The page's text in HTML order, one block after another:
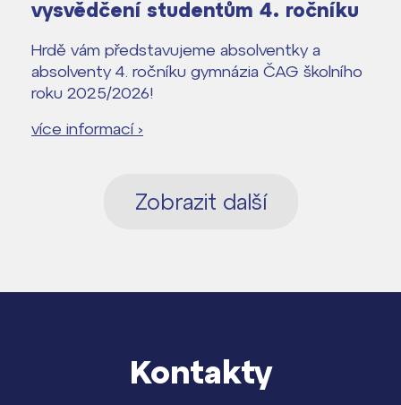
vysvědčení studentům 4. ročníku
Hrdě vám představujeme absolventky a
absolventy 4. ročníku gymnázia ČAG školního
roku 2025/2026!
více informací ›
Zobrazit další
Kontakty